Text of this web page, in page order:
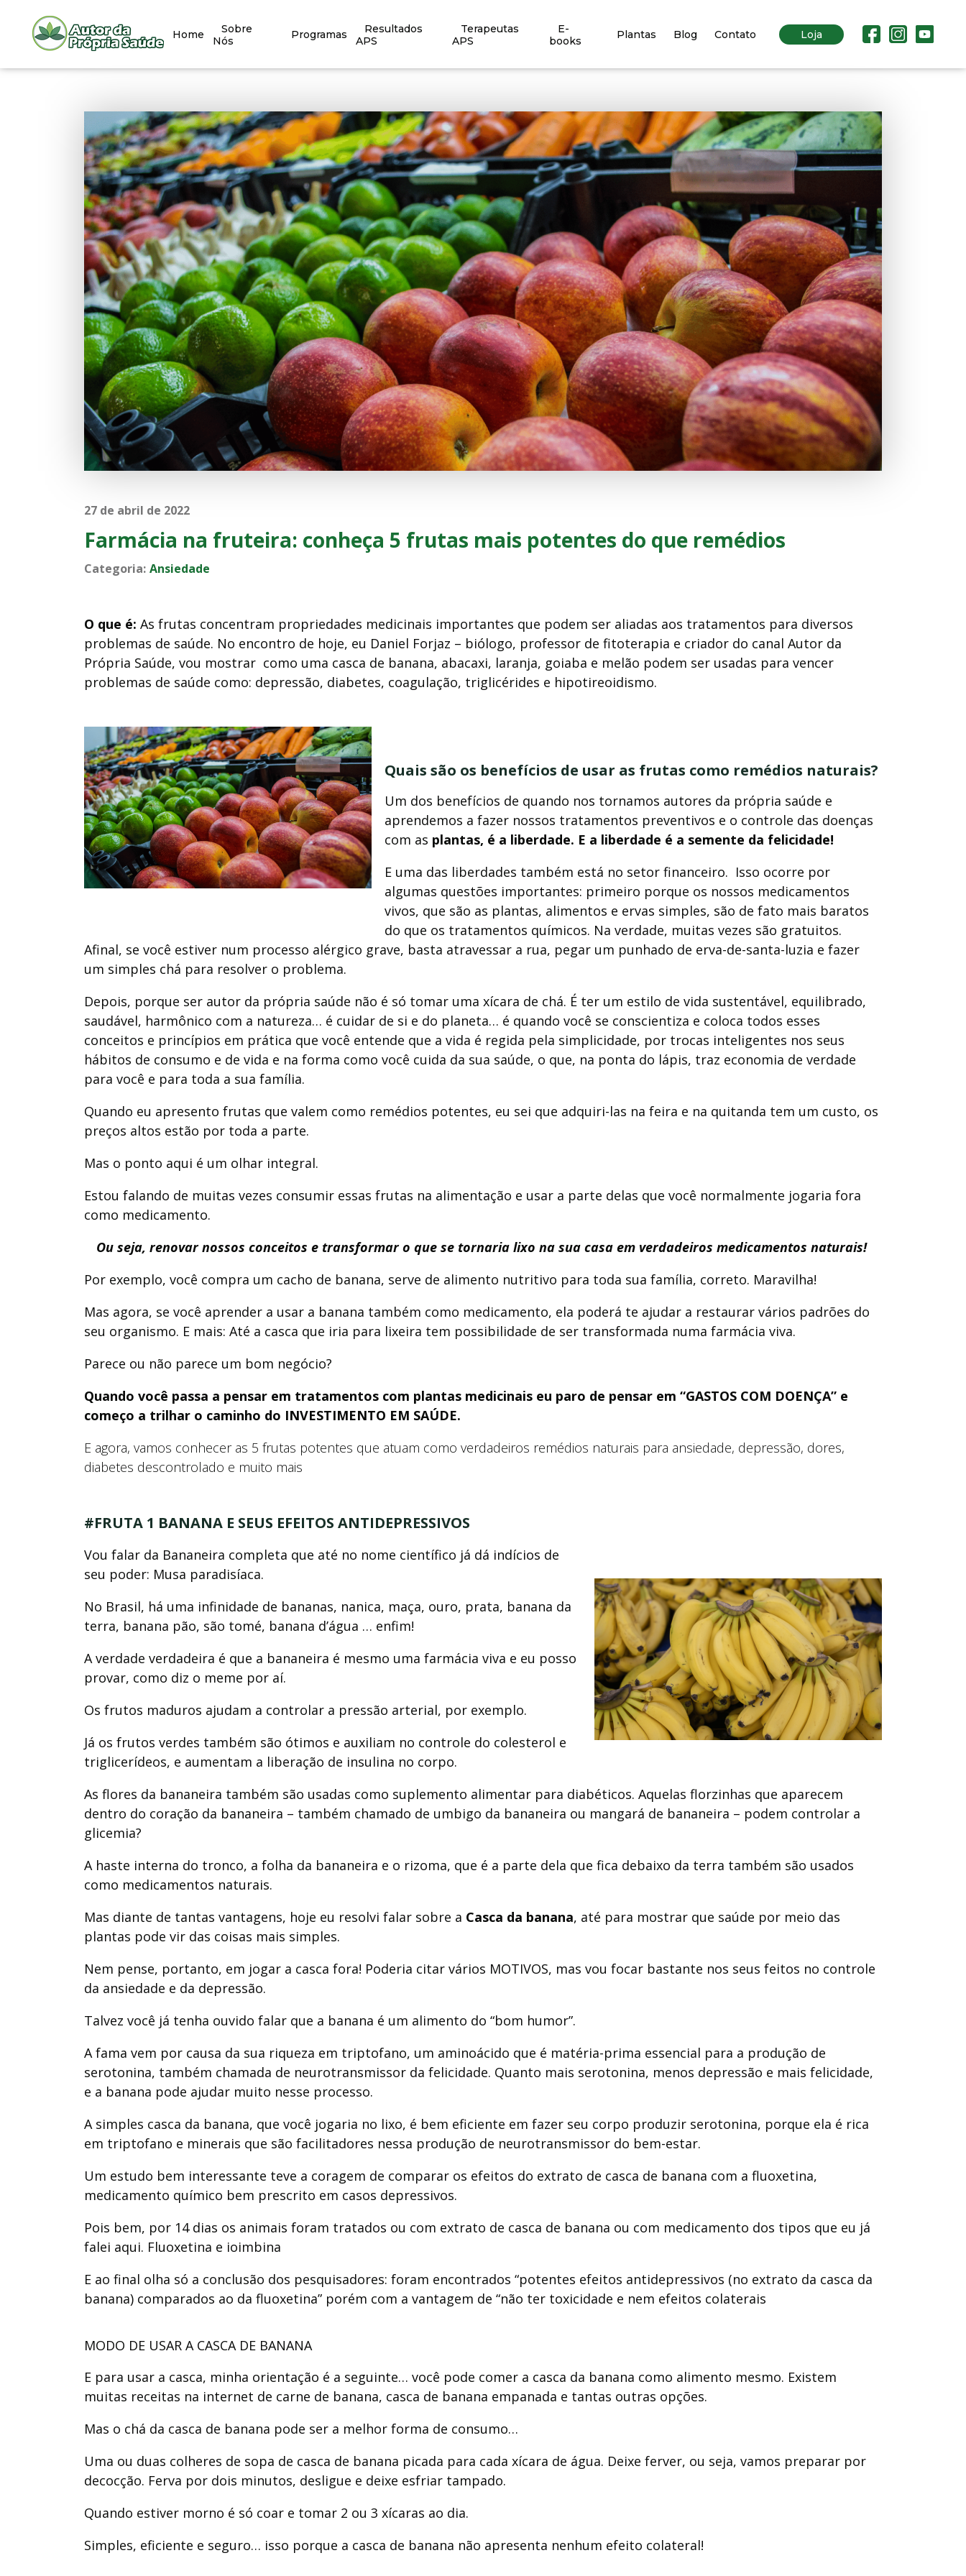
Home
Sobre
Nós
Programas
Resultados
APS
Terapeutas
APS
E-
books
Plantas Blog Contato Loja
27 de abril de 2022
Farmácia na fruteira: conheça 5 frutas mais potentes do que remédios
Categoria: Ansiedade
O que é: As frutas concentram propriedades medicinais importantes que podem ser aliadas aos tratamentos para diversos
problemas de saúde. No encontro de hoje, eu Daniel Forjaz – biólogo, professor de fitoterapia e criador do canal Autor da
Própria Saúde, vou mostrar como uma casca de banana, abacaxi, laranja, goiaba e melão podem ser usadas para vencer
problemas de saúde como: depressão, diabetes, coagulação, triglicérides e hipotireoidismo.
Quais são os benefícios de usar as frutas como remédios naturais?
Um dos benefícios de quando nos tornamos autores da própria saúde e
aprendemos a fazer nossos tratamentos preventivos e o controle das doenças
com as plantas, é a liberdade. E a liberdade é a semente da felicidade!
E uma das liberdades também está no setor financeiro. Isso ocorre por
algumas questões importantes: primeiro porque os nossos medicamentos
vivos, que são as plantas, alimentos e ervas simples, são de fato mais baratos
do que os tratamentos químicos. Na verdade, muitas vezes são gratuitos.
Afinal, se você estiver num processo alérgico grave, basta atravessar a rua, pegar um punhado de erva-de-santa-luzia e fazer
um simples chá para resolver o problema.
Depois, porque ser autor da própria saúde não é só tomar uma xícara de chá. É ter um estilo de vida sustentável, equilibrado,
saudável, harmônico com a natureza… é cuidar de si e do planeta… é quando você se conscientiza e coloca todos esses
conceitos e princípios em prática que você entende que a vida é regida pela simplicidade, por trocas inteligentes nos seus
hábitos de consumo e de vida e na forma como você cuida da sua saúde, o que, na ponta do lápis, traz economia de verdade
para você e para toda a sua família.
Quando eu apresento frutas que valem como remédios potentes, eu sei que adquiri-las na feira e na quitanda tem um custo, os
preços altos estão por toda a parte.
Mas o ponto aqui é um olhar integral.
Estou falando de muitas vezes consumir essas frutas na alimentação e usar a parte delas que você normalmente jogaria fora
como medicamento.
Ou seja, renovar nossos conceitos e transformar o que se tornaria lixo na sua casa em verdadeiros medicamentos naturais!
Por exemplo, você compra um cacho de banana, serve de alimento nutritivo para toda sua família, correto. Maravilha!
Mas agora, se você aprender a usar a banana também como medicamento, ela poderá te ajudar a restaurar vários padrões do
seu organismo. E mais: Até a casca que iria para lixeira tem possibilidade de ser transformada numa farmácia viva.
Parece ou não parece um bom negócio?
Quando você passa a pensar em tratamentos com plantas medicinais eu paro de pensar em “GASTOS COM DOENÇA” e
começo a trilhar o caminho do INVESTIMENTO EM SAÚDE.
E agora, vamos conhecer as 5 frutas potentes que atuam como verdadeiros remédios naturais para ansiedade, depressão, dores,
diabetes descontrolado e muito mais
#FRUTA 1 BANANA E SEUS EFEITOS ANTIDEPRESSIVOS
Vou falar da Bananeira completa que até no nome científico já dá indícios de
seu poder: Musa paradisíaca.
No Brasil, há uma infinidade de bananas, nanica, maça, ouro, prata, banana da
terra, banana pão, são tomé, banana d’água … enfim!
A verdade verdadeira é que a bananeira é mesmo uma farmácia viva e eu posso
provar, como diz o meme por aí.
Os frutos maduros ajudam a controlar a pressão arterial, por exemplo.
Já os frutos verdes também são ótimos e auxiliam no controle do colesterol e
triglicerídeos, e aumentam a liberação de insulina no corpo.
As flores da bananeira também são usadas como suplemento alimentar para diabéticos. Aquelas florzinhas que aparecem
dentro do coração da bananeira – também chamado de umbigo da bananeira ou mangará de bananeira – podem controlar a
glicemia?
A haste interna do tronco, a folha da bananeira e o rizoma, que é a parte dela que fica debaixo da terra também são usados
como medicamentos naturais.
Mas diante de tantas vantagens, hoje eu resolvi falar sobre a Casca da banana, até para mostrar que saúde por meio das
plantas pode vir das coisas mais simples.
Nem pense, portanto, em jogar a casca fora! Poderia citar vários MOTIVOS, mas vou focar bastante nos seus feitos no controle
da ansiedade e da depressão.
Talvez você já tenha ouvido falar que a banana é um alimento do “bom humor”.
A fama vem por causa da sua riqueza em triptofano, um aminoácido que é matéria-prima essencial para a produção de
serotonina, também chamada de neurotransmissor da felicidade. Quanto mais serotonina, menos depressão e mais felicidade,
e a banana pode ajudar muito nesse processo.
A simples casca da banana, que você jogaria no lixo, é bem eficiente em fazer seu corpo produzir serotonina, porque ela é rica
em triptofano e minerais que são facilitadores nessa produção de neurotransmissor do bem-estar.
Um estudo bem interessante teve a coragem de comparar os efeitos do extrato de casca de banana com a fluoxetina,
medicamento químico bem prescrito em casos depressivos.
Pois bem, por 14 dias os animais foram tratados ou com extrato de casca de banana ou com medicamento dos tipos que eu já
falei aqui. Fluoxetina e ioimbina
E ao final olha só a conclusão dos pesquisadores: foram encontrados “potentes efeitos antidepressivos (no extrato da casca da
banana) comparados ao da fluoxetina” porém com a vantagem de “não ter toxicidade e nem efeitos colaterais
MODO DE USAR A CASCA DE BANANA
E para usar a casca, minha orientação é a seguinte… você pode comer a casca da banana como alimento mesmo. Existem
muitas receitas na internet de carne de banana, casca de banana empanada e tantas outras opções.
Mas o chá da casca de banana pode ser a melhor forma de consumo…
Uma ou duas colheres de sopa de casca de banana picada para cada xícara de água. Deixe ferver, ou seja, vamos preparar por
decocção. Ferva por dois minutos, desligue e deixe esfriar tampado.
Quando estiver morno é só coar e tomar 2 ou 3 xícaras ao dia.
Simples, eficiente e seguro… isso porque a casca de banana não apresenta nenhum efeito colateral!